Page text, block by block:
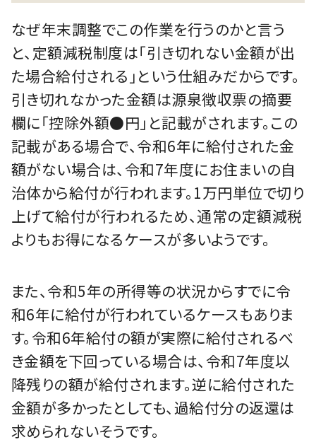
なぜ年末調整でこの作業を行うのかと言う
と、定額減税制度は「引き切れない金額が出
た場合給付される」という仕組みだからです。
引き切れなかった金額は源泉徴収票の摘要
欄に「控除外額●円」と記載がされます。この
記載がある場合で、令和6年に給付された金
額がない場合は、令和7年度にお住まいの自
治体から給付が行われます。1万円単位で切り
上げて給付が行われるため、通常の定額減税
よりもお得になるケースが多いようです。
また、令和5年の所得等の状況からすでに令
和6年に給付が行われているケースもありま
す。令和6年給付の額が実際に給付されるべ
き金額を下回っている場合は、令和7年度以
降残りの額が給付されます。逆に給付された
金額が多かったとしても、過給付分の返還は
求められないそうです。